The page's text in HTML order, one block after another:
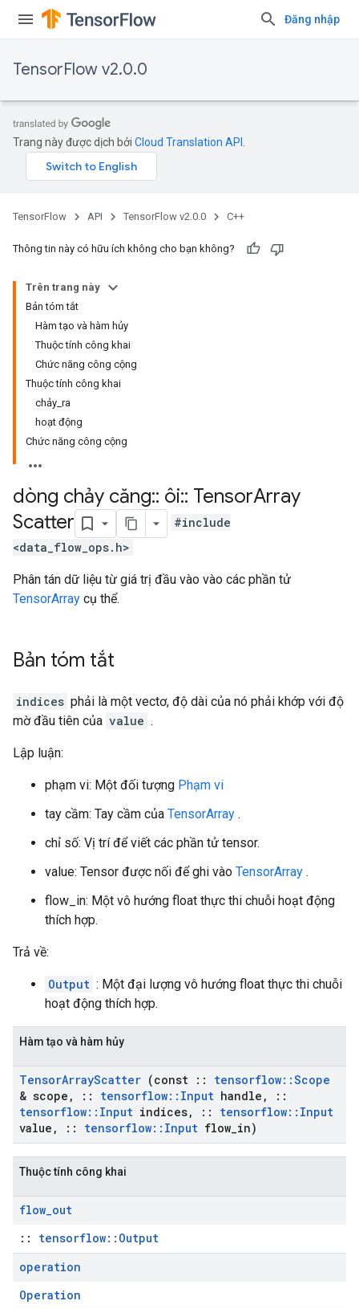
Đăng nhập
TensorFlow v2.0.0
Trang này được dịch bởi Cloud Translation API
TensorFlow API TensorFlow v2.0.0 C++
Thông tin này có hữu ích không cho bạn không?
Trên trang này
Bản tóm tắt
Hàm tạo và hàm hủy
Thuộc tính công khai
Chức năng công cộng
Thuộc tính công khai
chảy_ra
hoạt động
Chức năng công cộng
dòng chảy căng:: ôi:: TensorArray
Scatter
#include
<data_flow_ops.h>
Phân tán dữ liệu từ giá trị đầu vào vào các phần tử
TensorArray cụ thể.
Bản tóm tắt
indices phải là một vectơ, độ dài của nó phải khớp với độ
mờ đầu tiên của value .
Lập luận:
phạm vi: Một đối tượng Phạm vi
tay cầm: Tay cầm của TensorArray .
chỉ số: Vị trí để viết các phần tử tensor.
value: Tensor được nối để ghi vào TensorArray .
flow_in: Một vô hướng float thực thi chuỗi hoạt động
thích hợp.
Trả về:
Output : Một đại lượng vô hướng float thực thi chuỗi
hoạt động thích hợp.
Hàm tạo và hàm hủy
TensorArrayScatter (const :: tensorflow::Scope
& scope , :: tensorflow:: Input handle ,
::
tensorflow:: Input indices, :: tensorflow:: Input
value , :: tensorflow:: Input flow in)
Thuộc tính công khai
flow_out
:: tensorflow::Output
operation
Operation